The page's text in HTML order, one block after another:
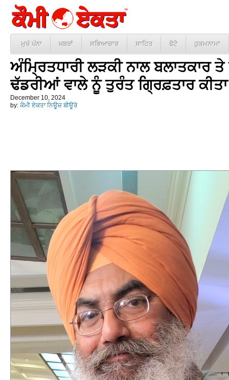
ਮੁਖੱ ਪੰਨਾ ਖ਼ਬਰਾਂ ਸਭਿਆਚਾਰ ਸਾਹਿਤ ਫੋਟੋ ਹੁਕਮਨਾਮਾ
ਅੰਮ੍ਰਿਤਧਾਰੀ ਲੜਕੀ ਨਾਲ ਬਲਾਤਕਾਰ
ਢੱਡਰੀਆਂ ਵਾਲੇ ਨੂੰ ਤੁਰੰਤ ਗ੍ਰਿਫ਼ਤਾਰ
December 10, 2024
by: ਕੌਮੀ ਏਕਤਾ ਨਿਊਜ਼ ਬੀਊਰੋ